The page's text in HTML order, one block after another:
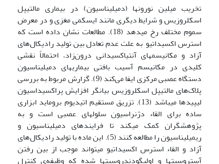
تخریب میلین نورون­ها (دمیلیناسیون) در بیماری مالتیپل
اسکلروزیس و شرایط دیگری مانند ایسکمی مغزی و در معرض
سموم مختلف رخ می­دهد (18). مطالعات نشان داده است که
استرس اکسیداتیو به علت عدم تعادل بین تولید رادیکال‌های
آزاد و مکانیسم­های آنتی­اکسیدانی درون‌زاد، احتمالاً نقشی
کلیدی در مکانیسم آسیب بافتی بیماری­های دمیلیناسیون
دستگاه عصبی مرکزی ایفا می‌کند (9). گزارش مربوط به بررسی
پلاک‌های مالتیپل اسکلروزیس بیانگر افزایش پراکسیداسیون
لیپید­ها می­باشد (13). تزریق مستقیم اتیدیوم بروماید ابزاری
ساده برای القاء دژنراسیون سلول­های عصبی است و به
پژوهشگران کمک می­کند تا فرایندهای دمیلیناسیون و
ریمیلیناسیون را مطالعه کنند (5). این ماده با تولید رادیکال‌های
آزاد و القاء استرس اکسیداتیو می­تواند موجب از بین رفتن
آستروسیت­ها و اولیگودندروسیت­ها شده که وظیفه‌ی کنترل